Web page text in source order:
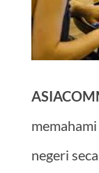
negeri